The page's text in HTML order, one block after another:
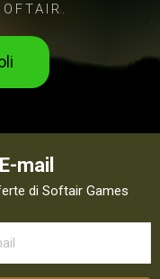
mail
di Softair Games